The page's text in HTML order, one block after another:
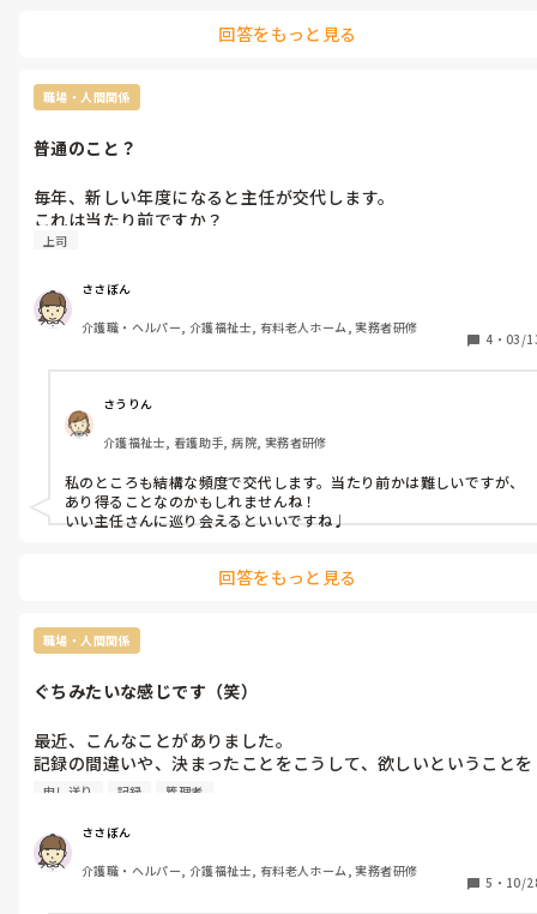
いますが。
理由があれば別です。
回答をもっと見る
職場・人間関係
普通のこと？
毎年、新しい年度になると主任が交代します。
これは当たり前ですか？
上司
ささぼん
介護職・ヘルパー, 介護福祉士, 有料老人ホーム, 実務者研修
4 ・ 03/
さうりん
介護福祉士, 看護助手, 病院, 実務者研修
私のところも結構な頻度で交代します。当たり前かは難しいですが、
あり得ることなのかもしれませんね！
いい主任さんに巡り会えるといいですね♩
回答をもっと見る
職場・人間関係
ぐちみたいな感じです（笑）
最近、こんなことがありました。
記録の間違いや、決まったことをこうして、欲しいということを
なかなか勤務が合わないのでメモ紙に書いてロッカーに貼った
でさらされて、なんでこんなことするんだろうねと名指しで言っ
ていたそうです。なんかモヤモヤしちゃいました。管理者もそん
な感じです。やめられたら困るからとか言いますね…
申し送り 記録 管理者
ささぼん
介護職・ヘルパー, 介護福祉士, 有料老人ホーム, 実務者研修
5 ・ 10/